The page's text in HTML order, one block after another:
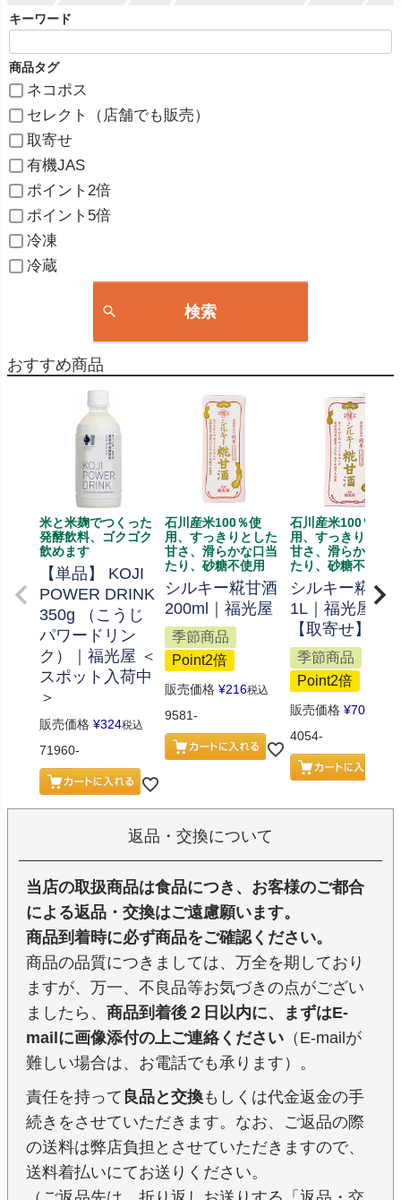
キーワード
商品タグ
ネコポス
セレクト（店舗でも販売）
取寄せ
有機JAS
ポイント2倍
ポイント5倍
冷凍
冷蔵
検索
おすすめ商品
米と米麹でつくった
発酵飲料、ゴクゴク
飲めます
【単品】 KOJI
POWER DRINK
350g （こうじ
パワードリン
ク）｜福光屋 ＜
スポット入荷中
＞
販売価格 ¥324税込
71960-
石川産米100％使
用、すっきりとした
甘さ、滑らかな口当
たり、砂糖不使用
シルキー糀甘酒
200ml｜福光屋
季節商品
Point2倍
販売価格 ¥216税込
9581-
石川産米100％使
用、すっきりとし
甘さ、滑らかな口
たり、砂糖不使用
シルキー糀甘
1L｜福光屋
【取寄せ】
季節商品
Point2倍
販売価格 ¥702
4054-
返品・交換について
当店の取扱商品は食品につき、お客様のご都合
による返品・交換はご遠慮願います。
商品到着時に必ず商品をご確認ください。
商品の品質につきましては、万全を期しており
ますが、万一、不良品等お気づきの点がござい
ましたら、 商品到着後２日以内に、まずはE-
mailに画像添付の上ご連絡ください （E-mailが
難しい場合は、お電話でも承ります）。
責任を持って 良品と交換もしくは代金返金の手
続きをさせていただきます。なお、ご返品の際
の送料は弊店負担とさせていただきますので、
送料着払いにてお送りください。